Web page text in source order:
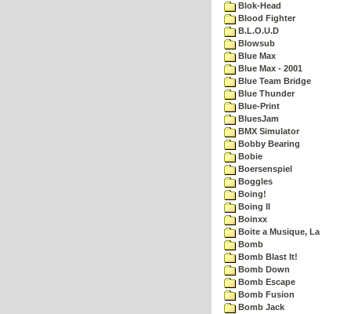
Blok-Head
Blood Fighter
B.L.O.U.D
Blowsub
Blue Max
Blue Max - 2001
Blue Team Bridge
Blue Thunder
Blue-Print
BluesJam
BMX Simulator
Bobby Bearing
Bobie
Boersenspiel
Boggles
Boing!
Boing II
Boinxx
Boite a Musique, La
Bomb
Bomb Blast It!
Bomb Down
Bomb Escape
Bomb Fusion
Bomb Jack